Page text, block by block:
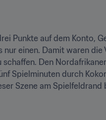
Punkte auf dem Konto,
einen. Damit waren
Spielminuten durch
Szene am